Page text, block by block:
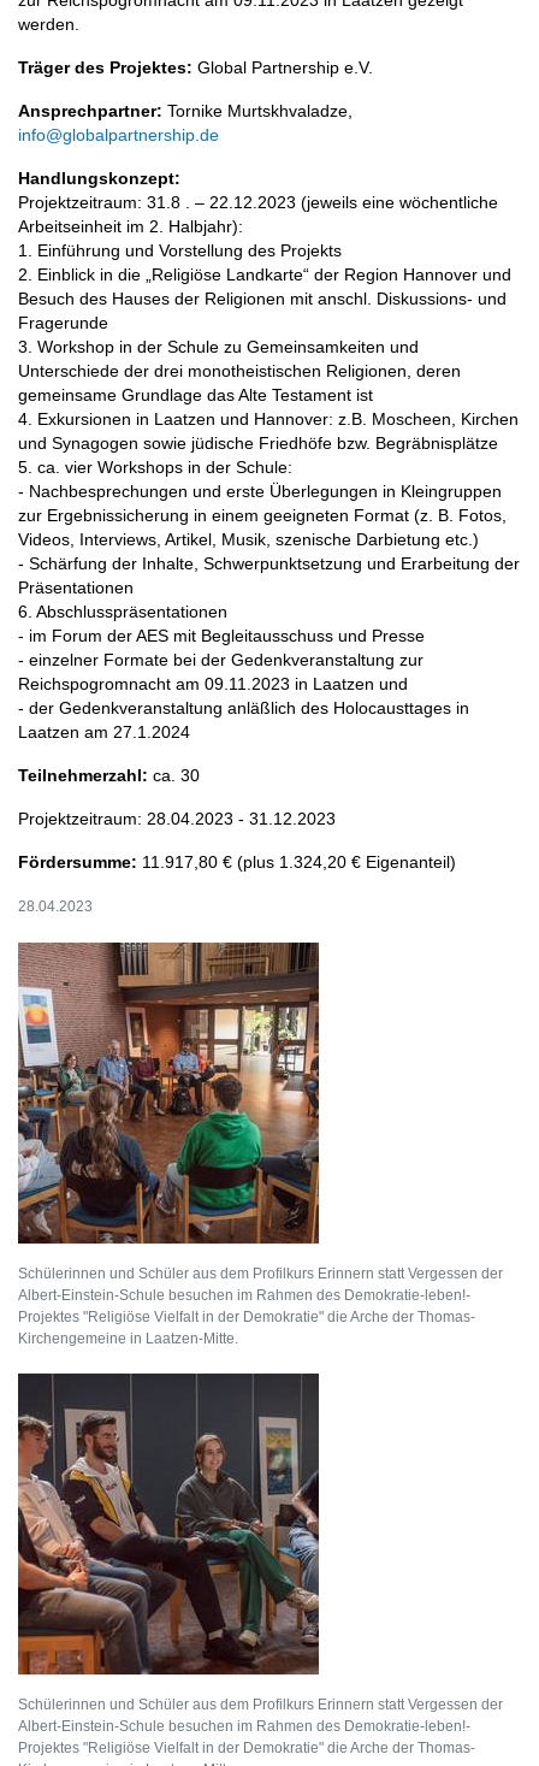
werden.
Träger des Projektes: Global Partnership e.V.
Ansprechpartner: Tornike Murtskhvaladze,
info@globalpartnership.de
Handlungskonzept:
Projektzeitraum: 31.8 . – 22.12.2023 (jeweils eine wöchentliche
Arbeitseinheit im 2. Halbjahr):
1. Einführung und Vorstellung des Projekts
2. Einblick in die „Religiöse Landkarte“ der Region Hannover und
Besuch des Hauses der Religionen mit anschl. Diskussions‐ und
Fragerunde
3. Workshop in der Schule zu Gemeinsamkeiten und
Unterschiede der drei monotheistischen Religionen, deren
gemeinsame Grundlage das Alte Testament ist
4. Exkursionen in Laatzen und Hannover: z.B. Moscheen, Kirchen
und Synagogen sowie jüdische Friedhöfe bzw. Begräbnisplätze
5. ca. vier Workshops in der Schule:
‐ Nachbesprechungen und erste Überlegungen in Kleingruppen
zur Ergebnissicherung in einem geeigneten Format (z. B. Fotos,
Videos, Interviews, Artikel, Musik, szenische Darbietung etc.)
‐ Schärfung der Inhalte, Schwerpunktsetzung und Erarbeitung der
Präsentationen
6. Abschlusspräsentationen
‐ im Forum der AES mit Begleitausschuss und Presse
‐ einzelner Formate bei der Gedenkveranstaltung zur
Reichspogromnacht am 09.11.2023 in Laatzen und
‐ der Gedenkveranstaltung anläßlich des Holocausttages in
Laatzen am 27.1.2024
Teilnehmerzahl: ca. 30
Projektzeitraum: 28.04.2023 - 31.12.2023
Fördersumme: 11.917,80 € (plus 1.324,20 € Eigenanteil)
28.04.2023
Schülerinnen und Schüler aus dem Profilkurs Erinnern statt Vergessen der
Albert-Einstein-Schule besuchen im Rahmen des Demokratie-leben!-
Projektes "Religiöse Vielfalt in der Demokratie" die Arche der Thomas-
Kirchengemeine in Laatzen-Mitte.
Schülerinnen und Schüler aus dem Profilkurs Erinnern statt Vergessen der
Albert-Einstein-Schule besuchen im Rahmen des Demokratie-leben!-
Projektes "Religiöse Vielfalt in der Demokratie" die Arche der Thomas-